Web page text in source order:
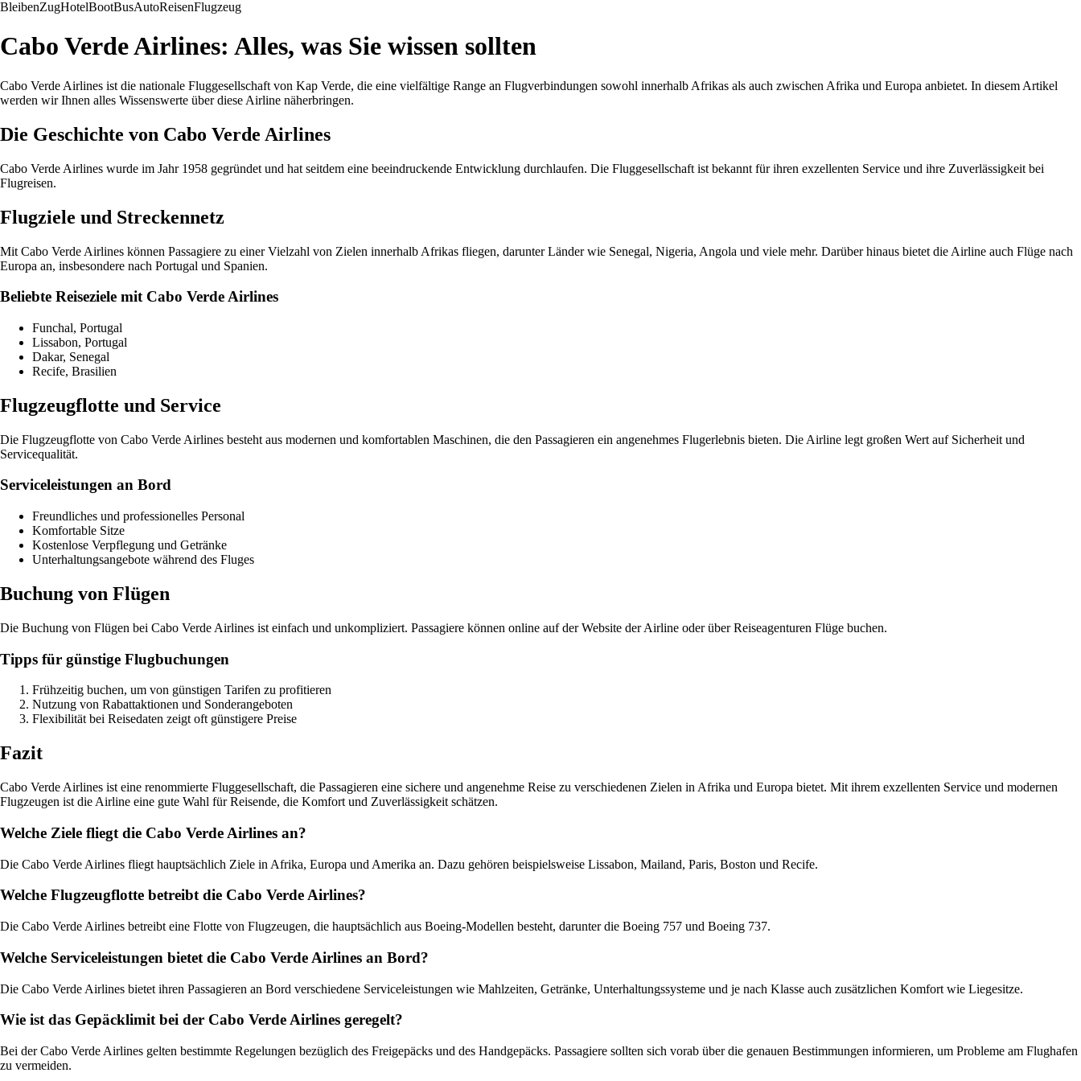
BleibenZugHotelBootBusAutoReisenFlugzeug
Cabo Verde Airlines: Alles, was Sie wissen sollten
Cabo Verde Airlines ist die nationale Fluggesellschaft von Kap Verde, die eine vielfältige Range an Flugverbindungen sowohl innerhalb Afrikas als auch zwischen Afrika und Europa anbietet. In diesem Artikel
werden wir Ihnen alles Wissenswerte über diese Airline näherbringen.
Die Geschichte von Cabo Verde Airlines
Cabo Verde Airlines wurde im Jahr 1958 gegründet und hat seitdem eine beeindruckende Entwicklung durchlaufen. Die Fluggesellschaft ist bekannt für ihren exzellenten Service und ihre Zuverlässigkeit bei
Flugreisen.
Flugziele und Streckennetz
Mit Cabo Verde Airlines können Passagiere zu einer Vielzahl von Zielen innerhalb Afrikas fliegen, darunter Länder wie Senegal, Nigeria, Angola und viele mehr. Darüber hinaus bietet die Airline auch Flüge nach
Europa an, insbesondere nach Portugal und Spanien.
Beliebte Reiseziele mit Cabo Verde Airlines
Funchal, Portugal
Lissabon, Portugal
Dakar, Senegal
Recife, Brasilien
Flugzeugflotte und Service
Die Flugzeugflotte von Cabo Verde Airlines besteht aus modernen und komfortablen Maschinen, die den Passagieren ein angenehmes Flugerlebnis bieten. Die Airline legt großen Wert auf Sicherheit und
Servicequalität.
Serviceleistungen an Bord
Freundliches und professionelles Personal
Komfortable Sitze
Kostenlose Verpflegung und Getränke
Unterhaltungsangebote während des Fluges
Buchung von Flügen
Die Buchung von Flügen bei Cabo Verde Airlines ist einfach und unkompliziert. Passagiere können online auf der Website der Airline oder über Reiseagenturen Flüge buchen.
Tipps für günstige Flugbuchungen
Frühzeitig buchen, um von günstigen Tarifen zu profitieren
Nutzung von Rabattaktionen und Sonderangeboten
Flexibilität bei Reisedaten zeigt oft günstigere Preise
Fazit
Cabo Verde Airlines ist eine renommierte Fluggesellschaft, die Passagieren eine sichere und angenehme Reise zu verschiedenen Zielen in Afrika und Europa bietet. Mit ihrem exzellenten Service und modernen
Flugzeugen ist die Airline eine gute Wahl für Reisende, die Komfort und Zuverlässigkeit schätzen.
Welche Ziele fliegt die Cabo Verde Airlines an?
Die Cabo Verde Airlines fliegt hauptsächlich Ziele in Afrika, Europa und Amerika an. Dazu gehören beispielsweise Lissabon, Mailand, Paris, Boston und Recife.
Welche Flugzeugflotte betreibt die Cabo Verde Airlines?
Die Cabo Verde Airlines betreibt eine Flotte von Flugzeugen, die hauptsächlich aus Boeing-Modellen besteht, darunter die Boeing 757 und Boeing 737.
Welche Serviceleistungen bietet die Cabo Verde Airlines an Bord?
Die Cabo Verde Airlines bietet ihren Passagieren an Bord verschiedene Serviceleistungen wie Mahlzeiten, Getränke, Unterhaltungssysteme und je nach Klasse auch zusätzlichen Komfort wie Liegesitze.
Wie ist das Gepäcklimit bei der Cabo Verde Airlines geregelt?
Bei der Cabo Verde Airlines gelten bestimmte Regelungen bezüglich des Freigepäcks und des Handgepäcks. Passagiere sollten sich vorab über die genauen Bestimmungen informieren, um Probleme am Flughafen
zu vermeiden.